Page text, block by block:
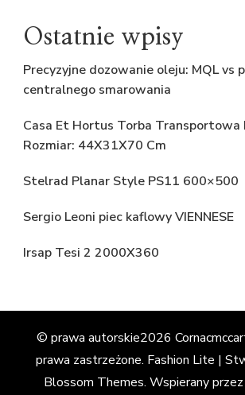
Ostatnie wpisy
Precyzyjne dozowanie oleju: MQL vs
centralnego smarowania
Casa Et Hortus Torba Transportowa
Rozmiar: 44X31X70 Cm
Stelrad Planar Style PS11 600×500
Sergio Leoni piec kaflowy VIENNESE
Irsap Tesi 2 2000X360
© prawa autorskie2026
prawa zastrzeżone. Fashion Lite |
Blossom Themes. Wspierany przez